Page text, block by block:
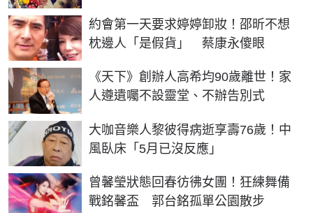
約會第一天要求婷婷卸妝！邵昕不想
枕邊人「是假貨」 蔡康永傻眼
《天下》創辦人高希均90歲離世！家
人遵遺囑不設靈堂、不辦告別式
大咖音樂人黎彼得病逝享壽76歲！中
風臥床「5月已沒反應」
曾馨瑩狀態回春彷彿女團！狂練舞備
戰銘馨盃 郭台銘孤單公園散步